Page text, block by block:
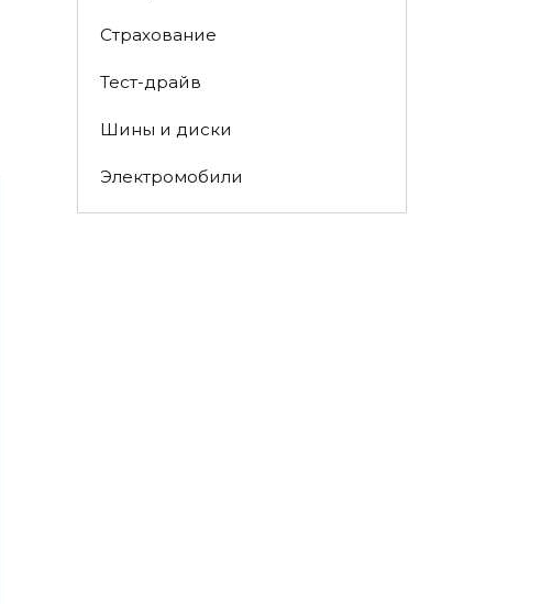
Страхование
Тест-драйв
Шины и диски
Электромобили